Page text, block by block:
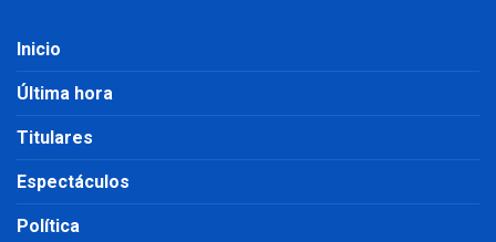
Inicio
Última hora
Titulares
Espectáculos
Política